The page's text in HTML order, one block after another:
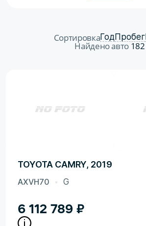
СортировкаГодПробег
Найдено авто 182
TOYOTA CAMRY, 2019
AXVH70 G
6 112 789 ₽